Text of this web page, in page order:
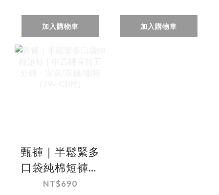
（29~44 吋）
加入購物車
（30~44 吋）
加入購物車
甄褲｜半鬆緊多
口袋純棉短褲｜
中高腰直筒五分
NT$690